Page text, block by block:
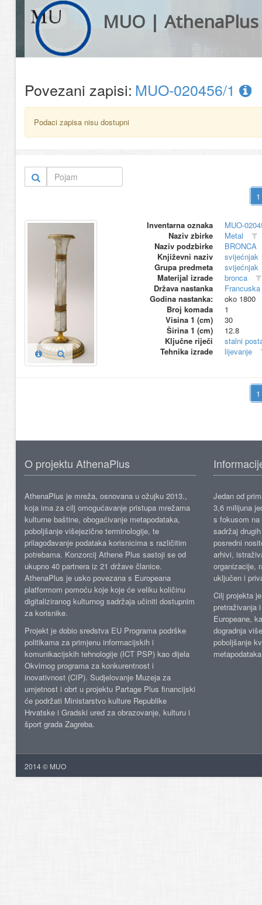
MUO | AthenaPlus
Povezani zapisi: MUO-020456/1
Podaci zapisa nisu dostupni
Inventarna oznaka
MUO-
Naziv zbirke
Metal
Naziv podzbirke
BRONCA
Književni naziv
svijećnjak
Grupa predmeta
svijećnjak
Materijal izrade
bronca
Država nastanka
Francuska
Godina nastanka:
oko 1800
Broj komada
1
Visina 1 (cm)
30
Širina 1 (cm)
12.8
Ključne riječi
stalni
Tehnika izrade
lijevanje
O projektu AthenaPlus
AthenaPlus je mreža, osnovana u ožujku 2013.,
koja ima za cilj omogućavanje pristupa mrežama
kulturne baštine, obogaćivanje metapodataka,
poboljšanje višejezične terminologije, te
prilagođavanje podataka korisnicima s različitim
potrebama. Konzorcij Athene Plus sastoji se od
ukupno 40 partnera iz 21 države članice.
AthenaPlus je usko povezana s Europeana
platformom pomoću koje koje će veliku količinu
digitaliziranog kulturnog sadržaja učiniti dostupnim
za korisnike.
Projekt je dobio sredstva EU Programa podrške
politikama za primjenu informacijskih i
komunikacijskih tehnologije (ICT PSP) kao dijela
Okvirnog programa za konkurentnost i
inovativnost (CIP). Sudjelovanje Muzeja za
umjetnost i obrt u projektu Partage Plus financijski
će podržati Ministarstvo kulture Republike
Hrvatske i Gradski ured za obrazovanje, kulturu i
šport grada Zagreba.
Jedan od
3,6 milijuna
s fokusom
sadržaj
posredni
arhivi,
organizacije,
uključen i
Cilj projekta
pretraživanja
Europeane,
dogradnja
poboljšanje
2014 © MUO